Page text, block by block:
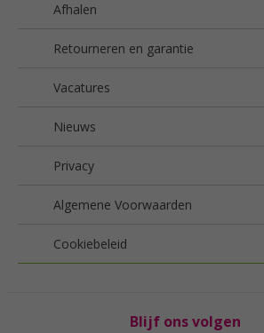
Afhalen
Retourneren en garantie
Vacatures
Nieuws
Privacy
Algemene Voorwaarden
Cookiebeleid
Blijf ons volgen